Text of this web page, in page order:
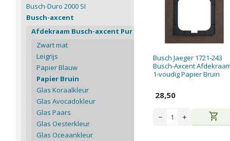
Busch Jaeger 1721-243
Busch-Axcent
1-voudig Papier Bruin
28,50
− + shopping_cart
Busch-Duro 2000 SI
Busch-axcent
Afdekraam Busch-axcent Pur
Zwart mat
Leigrijs
Papier Blauw
Papier Bruin
Glas Koraalkleur
Glas Avocadokleur
Glas Paars
Glas Oesterkleur
Glas Oceaankleur